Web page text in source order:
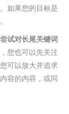
如果您的目标是
试对长尾关键词
您也可以先关注
可以放大并追求
容的内容，或同